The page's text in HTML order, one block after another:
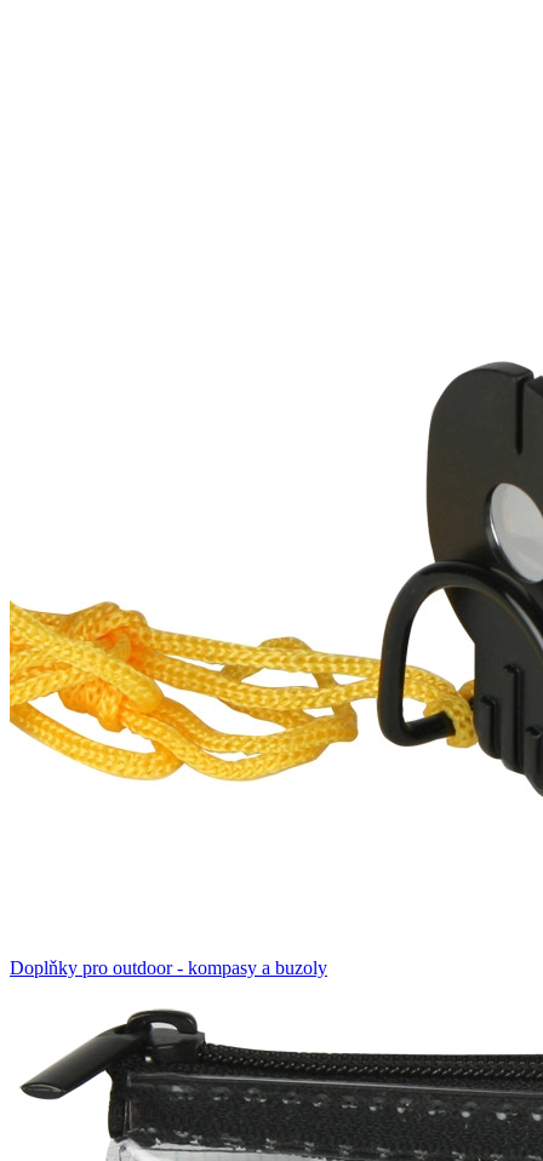
Doplňky pro outdoor - kompasy a buzoly